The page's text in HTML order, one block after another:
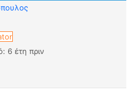
6 έτη πριν